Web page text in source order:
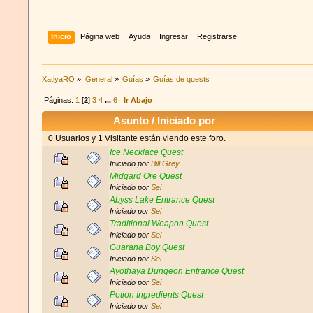
Inicio Página web Ayuda Ingresar Registrarse
XatiyaRO » General» Guías » Guías de quests
Páginas: 1 [2] 3 4 ... 6 Ir Abajo
Asunto / Iniciado por
0 Usuarios y 1 Visitante están viendo este foro.
Ice Necklace Quest
Iniciado porBill Grey
Midgard Ore Quest
Iniciado porSei
Abyss Lake Entrance Quest
Iniciado porSei
Traditional Weapon Quest
Iniciado porSei
Guarana Boy Quest
Iniciado porSei
Ayothaya Dungeon Entrance Quest
Iniciado porSei
Potion Ingredients Quest
Iniciado porSei